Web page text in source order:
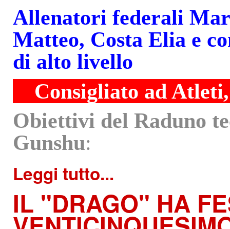
Allenatori federali
Matteo, Costa Elia e
di alto livello
Consigliato ad
Obiettivi del Raduno
Gunshu:
Leggi tutto...
IL "DRAGO" HA